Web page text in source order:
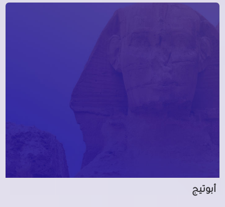
أبوتيج